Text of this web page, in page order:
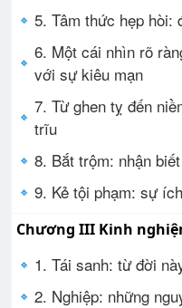
5. Tâm thức hẹp hòi:
6. Một cái nhìn rõ
với sự kiêu mạn
7. Từ ghen tỵ đến
trĩu
8. Bắt trộm: nhận
9. Kẻ tội phạm: sự
Chương III Kinh
1. Tái sanh: từ đời
2. Nghiệp: những